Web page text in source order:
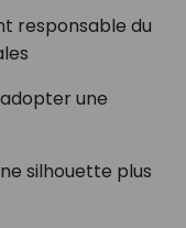
responsable du
une
silhouette plus